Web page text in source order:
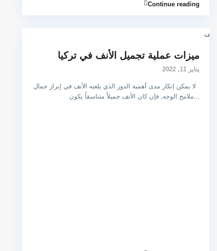
Continue reading
ميزات عملية تجميل الأنف في تركيا
يناير 11, 2022
لا يمكن إنكار مدى أهمية الدور الذي يلعبه الأنف في إبراز جمال
ملامح الوجه, فإن كان الأنف جميلاٌ متناسقاُ يكون...